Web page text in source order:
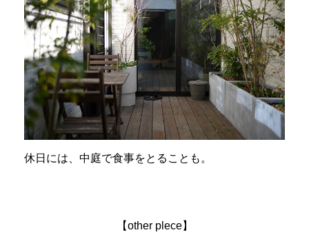
休日には、中庭で食事をとることも。
【other plece】